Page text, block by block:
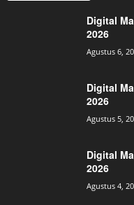
Digital
2026
Agustus 6,
Digital
2026
Agustus 5,
Digital
2026
Agustus 4,